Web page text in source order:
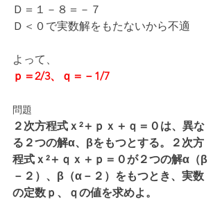
Ｄ＝１－８＝－７
Ｄ＜０で実数解をもたないから不適
よって、
ｐ＝2/3、ｑ＝－1/7
問題
２次方程式ｘ²＋ｐｘ＋ｑ＝０は、異な
る２つの解α、βをもつとする。２次方
程式ｘ²＋ｑｘ＋ｐ＝０が２つの解α（β
－２）、β（α－２）をもつとき、実数
の定数ｐ、ｑの値を求めよ。